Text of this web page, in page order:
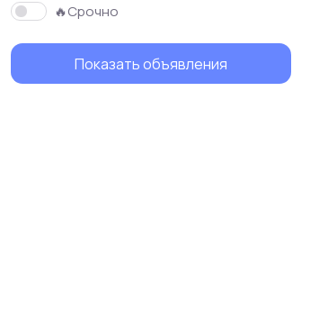
🔥Срочно
Показать объявления